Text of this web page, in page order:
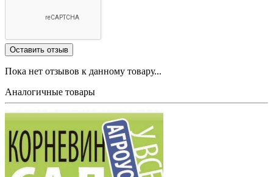
Пока нет отзывов к данному товару...
Аналогичные товары